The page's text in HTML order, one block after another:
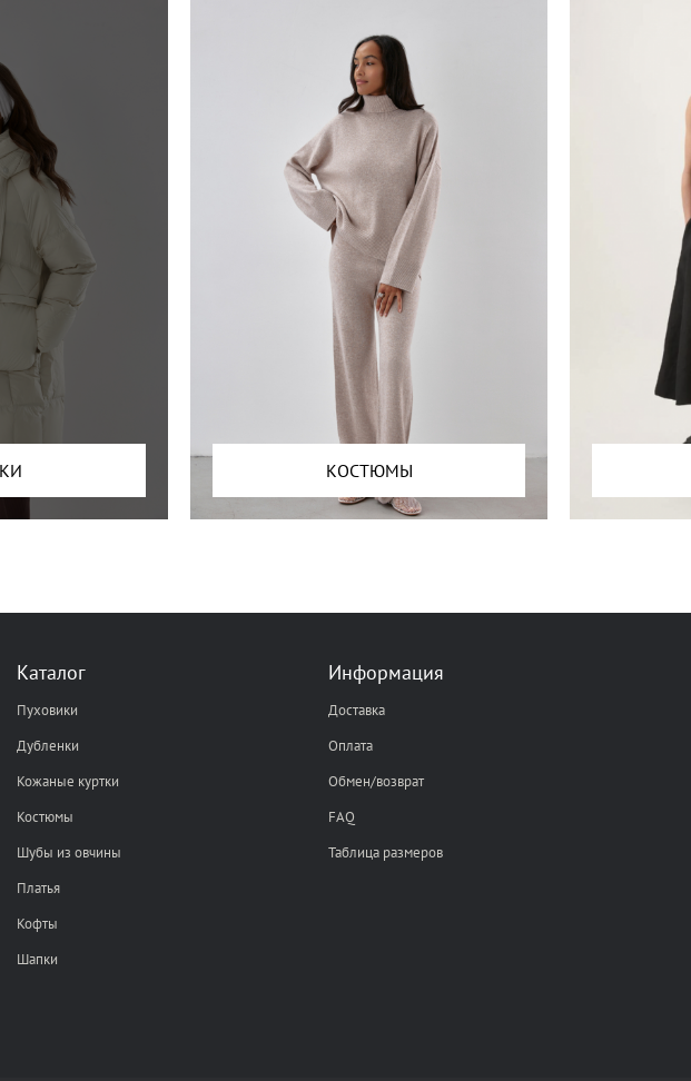
КОСТЮМЫ
Каталог
Пуховики
Дубленки
Кожаные куртки
Костюмы
Шубы из овчины
Платья
Кофты
Шапки
Информация
Доставка
Оплата
Обмен/возврат
FAQ
Таблица размеров